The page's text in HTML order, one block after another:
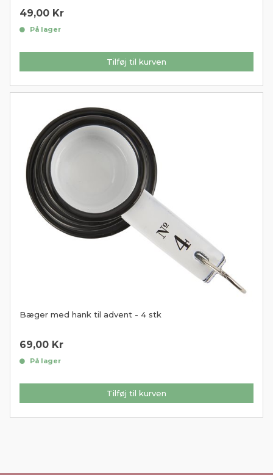
49,00 Kr
På lager
Tilføj til kurven
Bæger med hank til advent - 4 stk
69,00 Kr
På lager
Tilføj til kurven